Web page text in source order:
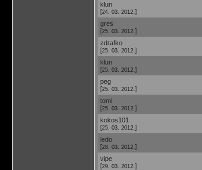
klun
[24. 03. 2012. ]
gres
[25. 03. 2012. ]
zdrafko
[25. 03. 2012. ]
klun
[25. 03. 2012. ]
peg
[25. 03. 2012. ]
tomi
[25. 03. 2012. ]
kokos101
[25. 03. 2012. ]
ledo
[28. 03. 2012. ]
vipe
[29. 03. 2012. ]